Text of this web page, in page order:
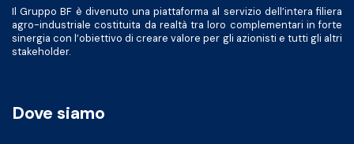
Il Gruppo BF è divenuto una piattaforma al servizio dell’intera filiera
agro-industriale costituita da realtà tra loro complementari in forte
sinergia con l’obiettivo di creare valore per gli azionisti e tutti gli altri
stakeholder.
Dove siamo